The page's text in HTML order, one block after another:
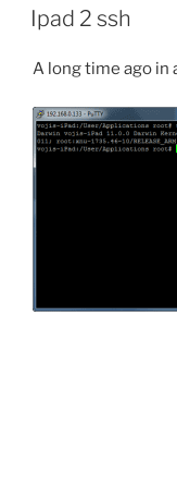
ON
Ipad 2 ssh
A long time ago in